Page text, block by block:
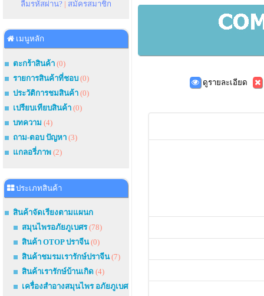
ลืมรหัสผ่าน? | สมัครสมาชิก
เมนูหลัก
ตะกร้าสินค้า (0)
รายการสินค้าที่ชอบ (0)
ประวัติการชมสินค้า (0)
เปรียบเทียบสินค้า (0)
บทความ (4)
ถาม-ตอบ ปัญหา (3)
แกลอรี่ภาพ (2)
ประเภทสินค้า
สินค้าจัดเรียงตามแผนก
สมุนไพรอภัยภูเบศร(78)
สินค้า OTOP ปราจีน(0)
สินค้าชมรมเรารักษ์ปราจีน(7)
สินค้าเรารักษ์บ้านเกิด (4)
เครื่องสำอางสมุนไพร อภัยภูเบศ
ดูรายละเอียด